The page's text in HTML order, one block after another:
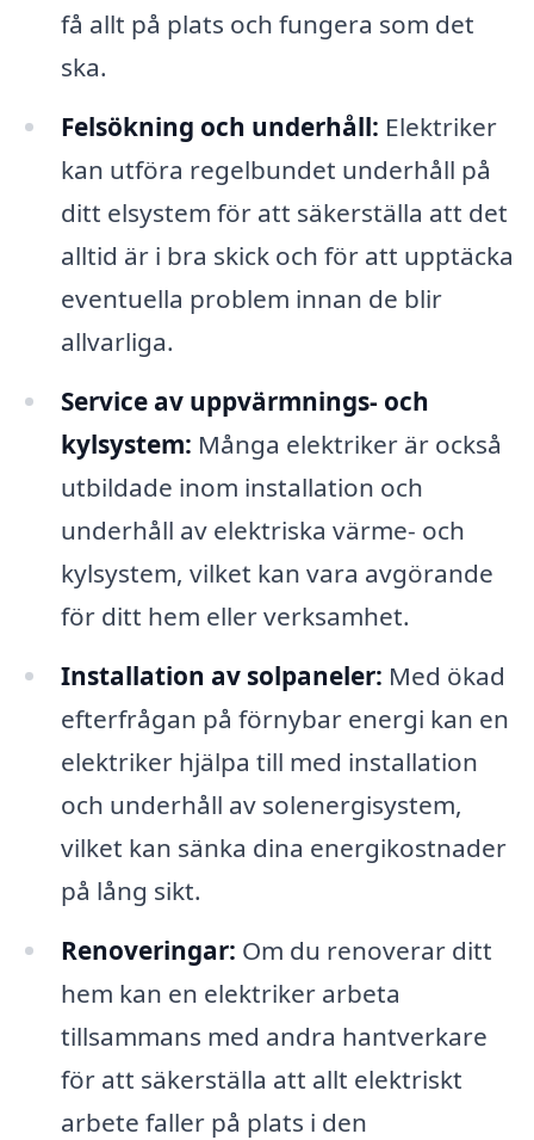
få allt på plats och fungera som det
ska.
Felsökning och underhåll: Elektriker
kan utföra regelbundet underhåll på
ditt elsystem för att säkerställa att det
alltid är i bra skick och för att upptäcka
eventuella problem innan de blir
allvarliga.
Service av uppvärmnings- och
kylsystem: Många elektriker är också
utbildade inom installation och
underhåll av elektriska värme- och
kylsystem, vilket kan vara avgörande
för ditt hem eller verksamhet.
Installation av solpaneler: Med ökad
efterfrågan på förnybar energi kan en
elektriker hjälpa till med installation
och underhåll av solenergisystem,
vilket kan sänka dina energikostnader
på lång sikt.
Renoveringar: Om du renoverar ditt
hem kan en elektriker arbeta
tillsammans med andra hantverkare
för att säkerställa att allt elektriskt
arbete faller på plats i den